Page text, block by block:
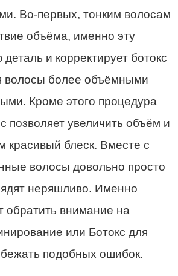
Во-первых, тонким волосам
объёма, именно эту
и корректирует ботокс
волосы более объёмными
Кроме этого процедура
позволяет увеличить объём и
красивый блеск. Вместе с
волосы довольно просто
неряшливо. Именно
обратить внимание на
или Ботокс для
подобных ошибок.